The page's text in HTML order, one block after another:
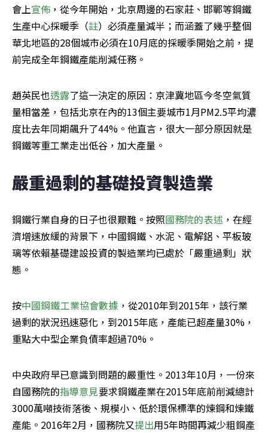
會上宣佈 ，從今年開始，北京周邊的石家莊、邯鄲等鋼鐵
生產中心採暖季（註）必須產量減半；而涵蓋了幾乎整個
華北地區的28個城市必須在10月底的採暖季開始之前，提
前完成全年鋼鐵產能削減任務。
趙英民也透露了這一決定的原因：京津冀地區今冬空氣質
量相當差，包括北京在內的13個主要城市1月PM2.5平均濃
度比去年同期飆升了44%。他直言，很大一部分原因就是
鋼鐵等重工業走出低谷，加大產量。
嚴重過剩的基礎投資製造業
鋼鐵行業自身的日子也很艱難。按照國務院的表述 ，在經
濟增速放緩的背景下，中國鋼鐵、水泥、電解鋁、平板玻
璃等依賴基礎建設投資的製造業均已處於「嚴重過剩」狀
態。
按中國鋼鐵工業協會數據 ，從2010年到2015年，該行業
過剩的狀況迅速惡化，到2015年底，產能已超產量30%，
重點大中型企業負債率超過70%。
中央政府早已意識到問題的嚴重性。2013年10月，一份來
自國務院的指導意見要求鋼鐵產業在2015年底前削減總計
3000萬噸技術落後、規模小、低於環保標準的煉鋼和煉鐵
產能。2016年2月，國務院又提出用5年時間再減少粗鋼產